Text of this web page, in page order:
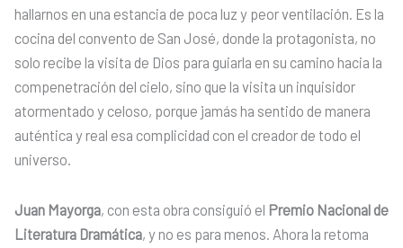
hallarnos en una estancia de poca luz y peor ventilación. Es la
cocina del convento de San José, donde la protagonista, no
solo recibe la visita de Dios para guiarla en su camino hacia la
compenetración del cielo, sino que la visita un inquisidor
atormentado y celoso, porque jamás ha sentido de manera
auténtica y real esa complicidad con el creador de todo el
universo.
Juan Mayorga, con esta obra consiguió el Premio Nacional de
Literatura Dramática, y no es para menos. Ahora la retoma